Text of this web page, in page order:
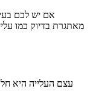
אם יש לכם
מאתגרת בדיוק כמו
עצם העלייה היא